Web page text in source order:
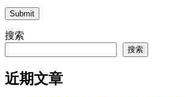
Submit
搜索
搜索
近期文章